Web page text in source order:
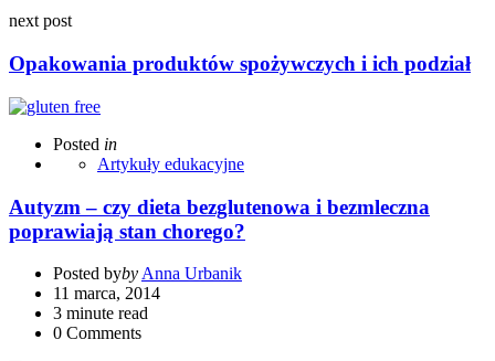
next post
Opakowania produktów spożywczych i ich podział
Posted in
Artykuły edukacyjne
Autyzm – czy dieta bezglutenowa i bezmleczna
poprawiają stan chorego?
Posted byby Anna Urbanik
11 marca, 2014
3 minute read
0 Comments